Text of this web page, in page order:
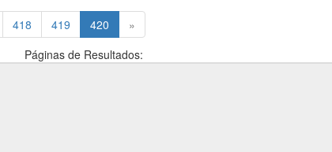
418 419 420 (current)
»
Páginas de Resultados: